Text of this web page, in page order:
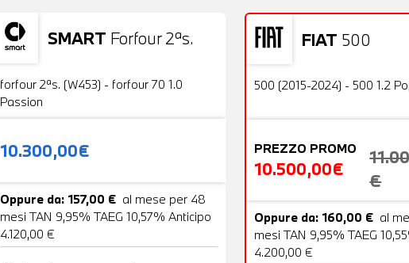
SMART Forfour 2ªs.
Usato 19 Foto
forfour 2ªs. (W453) - forfour 70 1.0
Passion
10.300,00€
Oppure da: 157,00 € al mese per 48
mesi TAN 9,95% TAEG 10,57% Anticipo
4.120,00 €
FIAT 500
OFFERTA
Usato
500 (2015-2024) - 500 1.2
PREZZO PROMO
10.500,00€
€
Oppure da: 160,00 € al
mesi TAN 9,95% TAEG
4.200,00 €